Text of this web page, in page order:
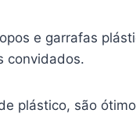
e garrafas
convidados.
plástico, são